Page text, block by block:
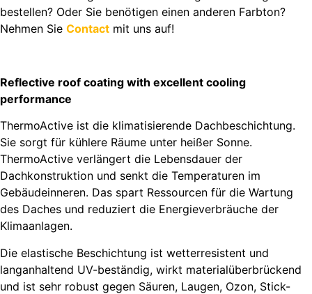
bestellen? Oder Sie benötigen einen anderen Farbton?
Nehmen Sie Contact mit uns auf!
Reflective roof coating with excellent cooling
performance
ThermoActive ist die klimatisierende Dachbeschichtung.
Sie sorgt für kühlere Räume unter heißer Sonne.
ThermoActive verlängert die Lebensdauer der
Dachkonstruktion und senkt die Temperaturen im
Gebäudeinneren. Das spart Ressourcen für die Wartung
des Daches und reduziert die Energieverbräuche der
Klimaanlagen.
Die elastische Beschichtung ist wetterresistent und
langanhaltend UV-beständig, wirkt materialüberbrückend
und ist sehr robust gegen Säuren, Laugen, Ozon, Stick-